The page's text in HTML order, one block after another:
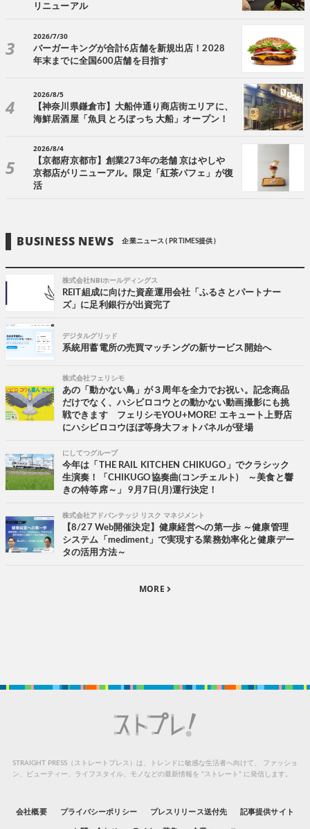
リニューアル
2026/7/30
バーガーキングが合計6店舗を新規出店！2028
年末までに全国600店舗を目指す
2026/8/5
【神奈川県鎌倉市】大船仲通り商店街エリアに、
海鮮居酒屋「魚貝 とろぼっち 大船」オープン！
2026/8/4
【京都府京都市】創業273年の老舗 京はやしや
京都店がリニューアル。限定「紅茶パフェ」が復
活
BUSINESS NEWS 企業ニュース ( PR TIMES提供 )
株式会社NBIホールディングス
REIT組成に向けた資産運用会社「ふるさとパートナー
ズ」に足利銀行が出資完了
デジタルグリッド
系統用蓄電所の売買マッチングの新サービス開始へ
株式会社フェリシモ
あの「動かない鳥」が３周年を全力でお祝い。記念商品
だけでなく、ハシビロコウとの動かない動画撮影にも挑
戦できます フェリシモYOU+MORE! エキュート上野店
にハシビロコウほぼ等身大フォトパネルが登場
にしてつグループ
今年は「THE RAIL KITCHEN CHIKUGO」でクラシック
生演奏！「CHIKUGO協奏曲(コンチェルト) ～美食と響
きの特等席～」 9月7日(月)運行決定！
株式会社アドバンテッジ リスク マネジメント
【8/27 Web開催決定】健康経営への第一歩 ～健康管理
システム「mediment」で実現する業務効率化と健康デー
タの活用方法～
MORE
STRAIGHT PRESS（ストレートプレス）は、トレンドに敏感な生活者へ向けて、
ファッショ
ン、ビューティー、ライフスタイル、モノなどの最新情報を “ストレート” に発信します。
会社概要 プライバシーポリシー プレスリリース送付先 記事提供サイト